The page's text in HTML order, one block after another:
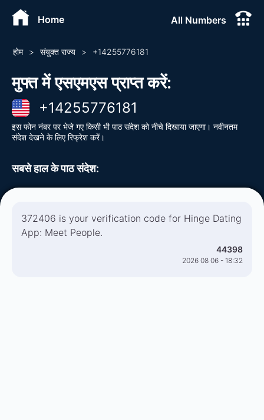
Home All Numbers
होम > संयुक्त राज्य > +14255776181
मुफ्त में एसएमएस प्राप्त करें:
+14255776181
इस फोन नंबर पर भेजे गए किसी भी पाठ संदेश को नीचे दिखाया जाएगा। नवीनतम
संदेश देखने के लिए रिफ्रेश करें।
सबसे हाल के पाठ संदेश:
372406 is your verification code for Hinge Dating
App: Meet People.
44398
2026 08 06 - 18:32